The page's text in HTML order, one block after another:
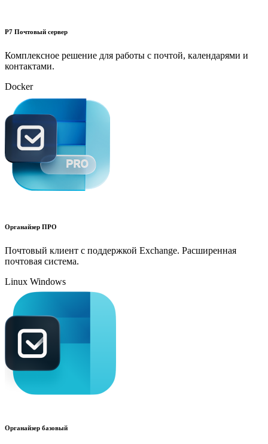
Р7 Почтовый сервер
Комплексное решение для работы с почтой, календарями и
контактами.
Docker
Органайзер ПРО
Почтовый клиент с поддержкой Exchange. Расширенная
почтовая система.
Linux Windows
Органайзер базовый